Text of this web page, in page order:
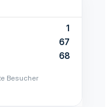
1
67
68
Besucher